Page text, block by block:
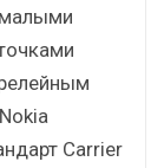
малыми
Carrier